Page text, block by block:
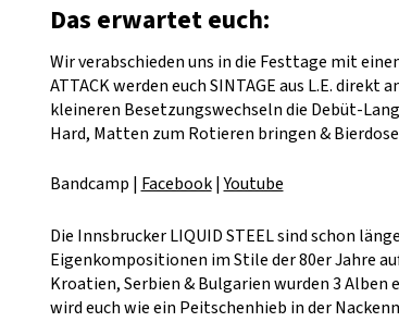
Das erwartet euch:
Wir verabschieden uns in die Festtage mit
ATTACK werden euch SINTAGE aus L.E.
kleineren Besetzungswechseln die Debüt-
Hard, Matten zum Rotieren bringen &
Bandcamp | Facebook|Youtube
Die Innsbrucker LIQUID STEEL sind schon
Eigenkompositionen im Stile der 80er Jahre
Kroatien, Serbien & Bulgarien wurden 3 Alben
wird euch wie ein Peitschenhieb in der